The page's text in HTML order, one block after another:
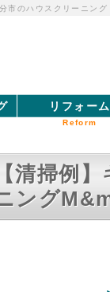
市のハウスクリーニン
リフォーム
Reform
【清掃例
ング